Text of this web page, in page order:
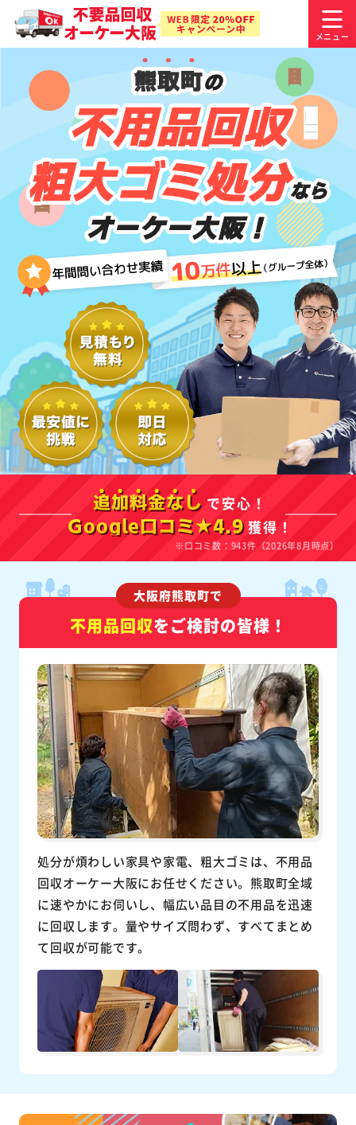
熊取町の
不用品回収
粗大ゴミ処分なら
オーケー大阪！
追加料金なし で安心！
Google口コミ★4.9 獲得！
※口コミ数：943件（2026年8月時点）
大阪府熊取町で
不用品回収をご検討の皆様！
処分が煩わしい家具や家電、粗大ゴミは、不用品
回収オーケー大阪にお任せください。熊取町全域
に速やかにお伺いし、幅広い品目の不用品を迅速
に回収します。量やサイズ問わず、すべてまとめ
て回収が可能です。